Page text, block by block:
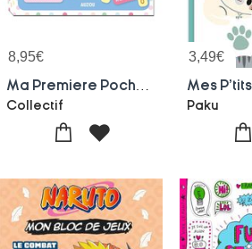
8,95€
Collectif
3,49€
Paku